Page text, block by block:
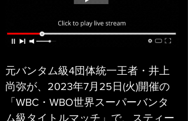
元バンタム級4団体統一王者・井上
尚弥が、2023年7月25日(火)開催の
「WBC・WBO世界スーパーバンタ
ム級タイトルマッチ」で、スティー